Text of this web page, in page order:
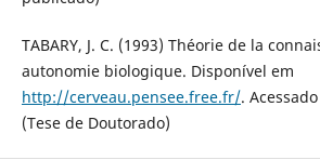
TABARY, J. C. (1993) Théorie de la
autonomie biologique. Disponível em
http://cerveau.pensee.free.fr/.
(Tese de Doutorado)